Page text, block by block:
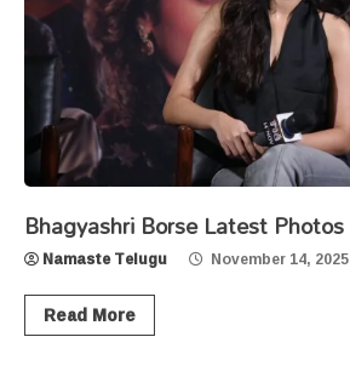
Bhagyashri Borse Latest Photos
Namaste Telugu November 14, 2025
Read More